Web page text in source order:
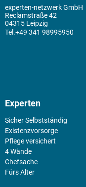
experten-netzwerk GmbH
Reclamstraße 42
04315 Leipzig
+49 341 98995950
Experten
Sicher Selbstständig
Existenz­vorsorge
Pflege versichert
4 Wände
Chefsache
Fürs Alter